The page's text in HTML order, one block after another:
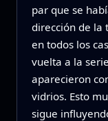
par que se
dirección de la
en todos los
vuelta a la
aparecieron
vidrios. Esto
sigue